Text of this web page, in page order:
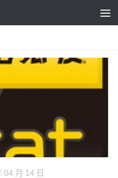
04 月 14 日